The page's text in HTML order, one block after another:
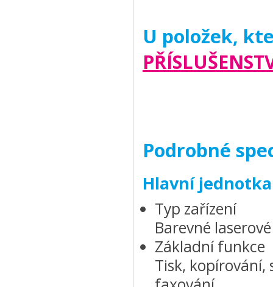
U položek,
Podrobné
Hlavní jednotka
Typ zařízení
Barevné
Základní funkce
Tisk, kopírování,